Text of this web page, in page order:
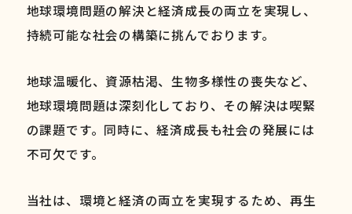
地球環境問題の解決と経済成長の両立を実現し、
持続可能な社会の構築に挑んでおります。
地球温暖化、資源枯渇、生物多様性の喪失など、
地球環境問題は深刻化しており、その解決は喫緊
の課題です。同時に、経済成長も社会の発展には
不可欠です。
当社は、環境と経済の両立を実現するため、再生